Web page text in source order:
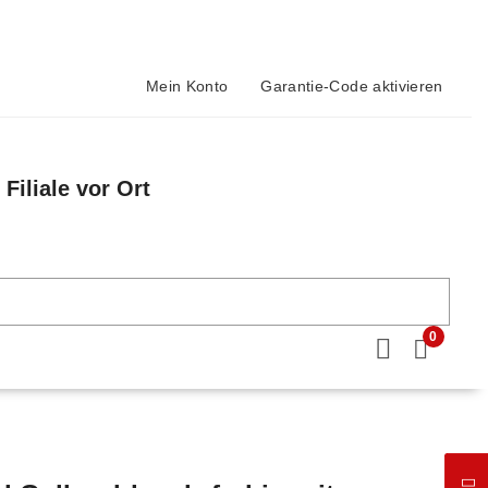
Mein Konto Garantie-Code aktivieren
Filiale vor Ort
0